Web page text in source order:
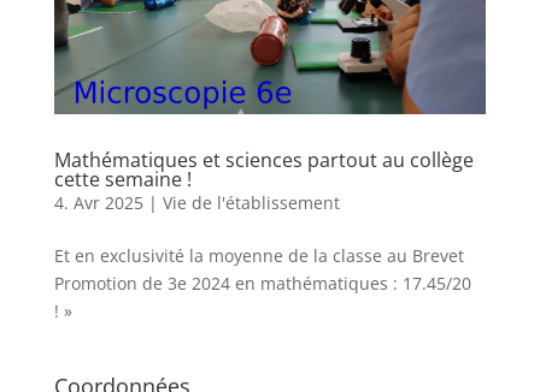
Mathématiques et sciences partout au collège
cette semaine !
4. Avr 2025| Vie de l'établissement
Et en exclusivité la moyenne de la classe au Brevet
Promotion de 3e 2024 en mathématiques : 17.45/20
! »
Coordonnées